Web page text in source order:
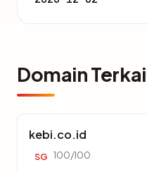
Domain
kebi.co.id
SG 100/100